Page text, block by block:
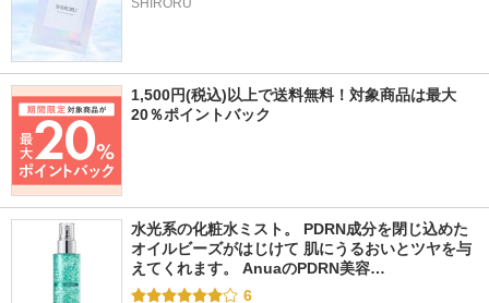
SHIRORU
1,500円(税込)以上で送料無料！対象商品は最大
20％ポイントバック
水光系の化粧水ミスト。 PDRN成分を閉じ込めた
オイルビーズがはじけて 肌にうるおいとツヤを与
えてくれます。 AnuaのPDRN美容…
6